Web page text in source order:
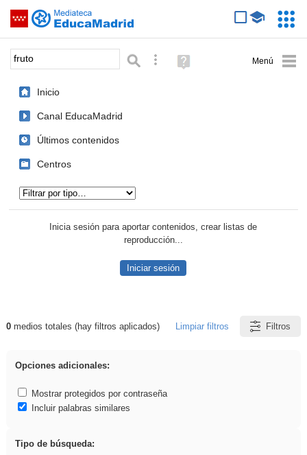
Saltar navegación
Palabra o frase: Búsqueda avanzada
Ayuda
(en
Inicio
Canal EducaMadrid
Últimos contenidos
Centros
Inicia sesión para aportar contenidos, crear listas de
reproducción...
Iniciar sesión
Resultados de: fruto
0medios totales (hay filtros aplicados) Limpiar filtros Filtros
Opciones adicionales:
Mostrar protegidos por contraseña
Incluir palabras similares
Tipo de búsqueda: